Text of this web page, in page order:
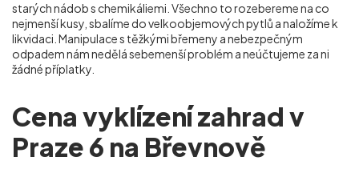
starých nádob s chemikáliemi. Všechno to rozebereme na co
nejmenší kusy, sbalíme do velkoobjemových pytlů a naložíme k
likvidaci. Manipulace s těžkými břemeny a nebezpečným
odpadem nám nedělá sebemenší problém a neúčtujeme za ni
žádné příplatky.
Cena vyklízení zahrad v
Praze 6 na Břevnově